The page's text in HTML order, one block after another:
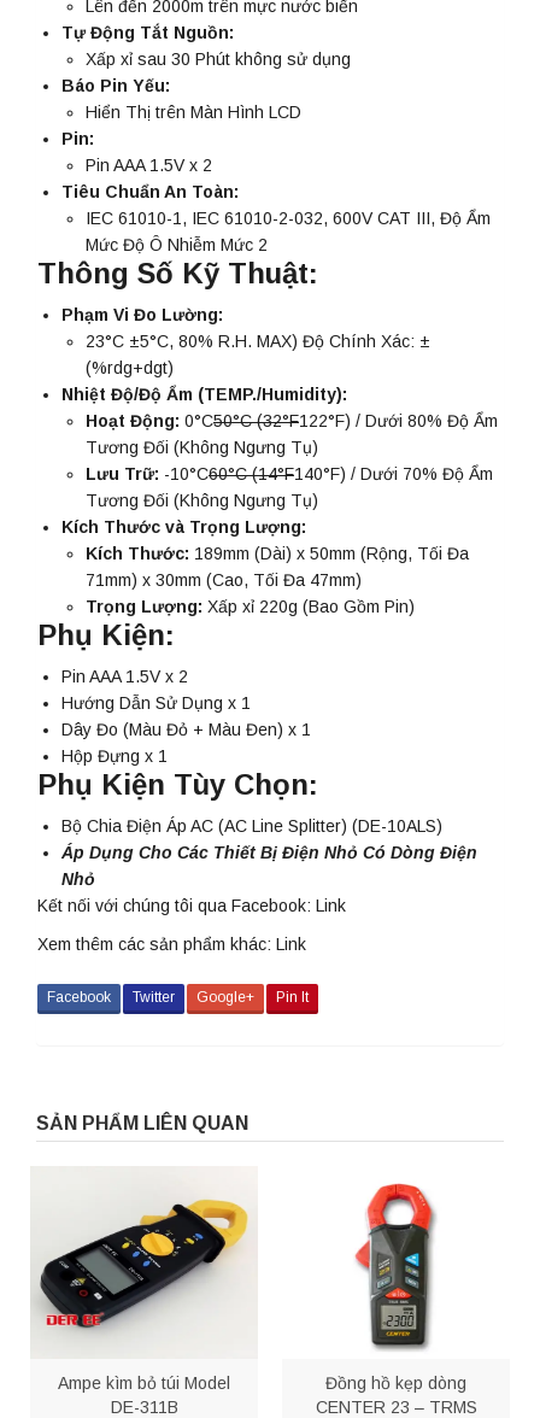
Lên đến 2000m trên mực nước biển
Tự Động Tắt Nguồn:
Xấp xỉ sau 30 Phút không sử dụng
Báo Pin Yếu:
Hiển Thị trên Màn Hình LCD
Pin:
Pin AAA 1.5V x 2
Tiêu Chuẩn An Toàn:
IEC 61010-1, IEC 61010-2-032, 600V CAT III, Độ Ẩm
Mức Độ Ô Nhiễm Mức 2
Thông Số Kỹ Thuật:
Phạm Vi Đo Lường:
23°C ±5°C, 80% R.H. MAX) Độ Chính Xác: ±
(%rdg+dgt)
Nhiệt Độ/Độ Ẩm (TEMP./Humidity):
Hoạt Động: 0°C50°C (32°F122°F) / Dưới 80% Độ Ẩm
Tương Đối (Không Ngưng Tụ)
Lưu Trữ: -10°C60°C (14°F140°F) / Dưới 70% Độ Ẩm
Tương Đối (Không Ngưng Tụ)
Kích Thước và Trọng Lượng:
Kích Thước: 189mm (Dài) x 50mm (Rộng, Tối Đa
71mm) x 30mm (Cao, Tối Đa 47mm)
Trọng Lượng: Xấp xỉ 220g (Bao Gồm Pin)
Phụ Kiện:
Pin AAA 1.5V x 2
Hướng Dẫn Sử Dụng x 1
Dây Đo (Màu Đỏ + Màu Đen) x 1
Hộp Đựng x 1
Phụ Kiện Tùy Chọn:
Bộ Chia Điện Áp AC (AC Line Splitter) (DE-10ALS)
Áp Dụng Cho Các Thiết Bị Điện Nhỏ Có Dòng Điện
Nhỏ
Kết nối với chúng tôi qua Facebook: Link
Xem thêm các sản phẩm khác: Link
Facebook Twitter Google+ Pin It
SẢN PHẨM LIÊN QUAN
Ampe kìm bỏ túi Model
DE-311B
Đồng hồ kẹp dòng
CENTER 23 – TRMS